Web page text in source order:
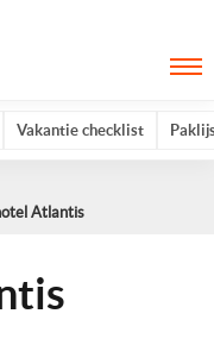
Vakantie checklist
Atlantis